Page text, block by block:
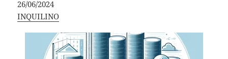
Data
26/06/2024
Em relação a
INQUILINO